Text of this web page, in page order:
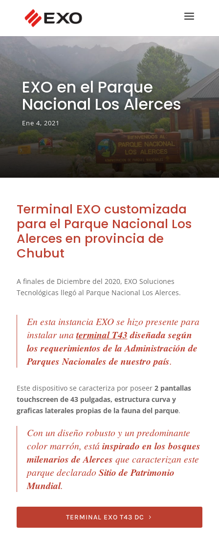
EXO en el Parque
Nacional Los Alerces
Ene 4, 2021
Terminal EXO customizada
para el Parque Nacional Los
Alerces en provincia de
Chubut
A finales de Diciembre del 2020, EXO Soluciones
Tecnológicas llegó al Parque Nacional Los Alerces.
En esta instancia EXO se hizo presente para
instalar unaterminal T43 diseñada según
los requerimientos de la Administración de
Parques Nacionales de nuestro país.
Este dispositivo se caracteriza por poseer 2 pantallas
touchscreen de 43 pulgadas, estructura curva y
graficas laterales propias de la fauna del parque.
Con un diseño robusto y un predominante
color marrón, está inspirado en los bosques
milenarios de Alerces que caracterizan este
parque declarado Sitio de Patrimonio
Mundial.
TERMINAL EXO T43 DC